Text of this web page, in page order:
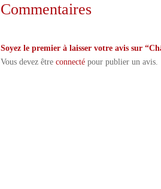
Commentaires
Soyez le premier à laisser votre avis sur
Vous devez être connectépour publier un avis.